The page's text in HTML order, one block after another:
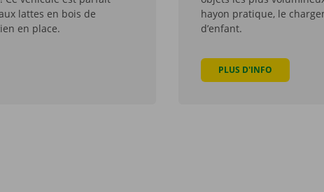
lattes en bois de
en place.
hayon pratique, le
d’enfant.
PLUS D'INFO